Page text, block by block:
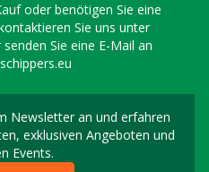
oder benötigen Sie eine
Sie uns unter
Sie eine E-Mail an
Newsletter an und erfahren
exklusiven Angeboten und
Events.
Melden Sie sich für